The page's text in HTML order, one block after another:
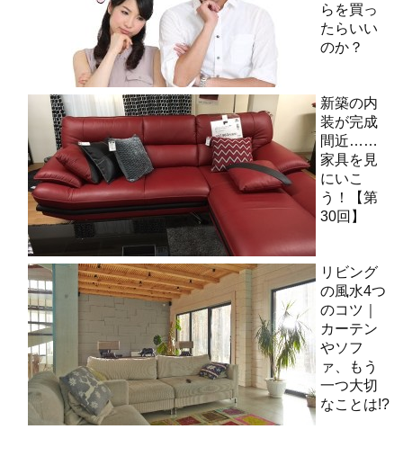
らを買っ
たらいい
のか？
新築の内
装が完成
間近……
家具を見
にいこ
う！【第
30回】
リビング
の風水4つ
のコツ｜
カーテン
やソフ
ァ、もう
一つ大切
なことは!?